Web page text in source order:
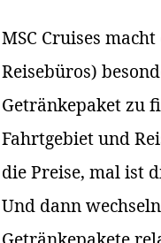
MSC Cruises
Reisebüros)
Getränkepaket zu
Fahrtgebiet und
die Preise, mal ist
Und dann